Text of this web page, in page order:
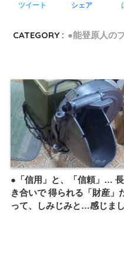
ツイート シェア
CATEGORY : ●能登原人の
●「信用」と、「信頼」…
き合いで 得られる「財産」
って、しみじみと…感じまし